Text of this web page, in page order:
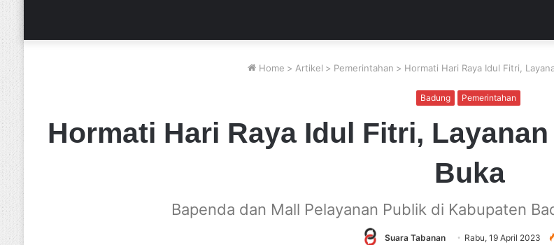
Home > Artikel > Pemerintahan > Hormati Hari Raya Idul Fitri,
Badung Pemerintahan
Hormati Hari Raya Idul Fitri,
Buka
Bapenda dan Mall Pelayanan Publik di Kabupaten
Suara Tabanan Rabu, 19 April 2023